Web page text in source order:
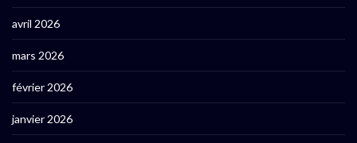
avril 2026
mars 2026
février 2026
janvier 2026